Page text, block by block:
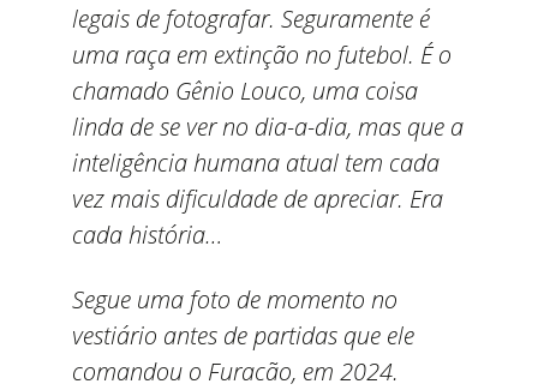
legais de fotografar. Seguramente é
uma raça em extinção no futebol. É o
chamado Gênio Louco, uma coisa
linda de se ver no dia-a-dia, mas que a
inteligência humana atual tem cada
vez mais dificuldade de apreciar. Era
cada história…
Segue uma foto de momento no
vestiário antes de partidas que ele
comandou o Furacão, em 2024.